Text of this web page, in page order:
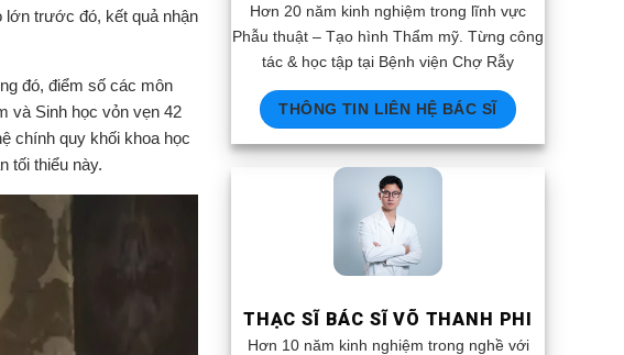
lớn trước đó, kết quả nhận
đó, điểm số các môn
và Sinh học vỏn vẹn 42
chính quy khối khoa học
tối thiểu này.
Hơn 20 năm kinh nghiệm trong lĩnh vực
Phẫu thuật – Tạo hình Thẩm mỹ. Từng công
tác & học tập tại Bệnh viện Chợ Rẫy
THÔNG TIN LIÊN HỆ BÁC SĨ
THẠC SĨ BÁC SĨ VÕ THANH PHI
Hơn 10 năm kinh nghiệm trong nghề với